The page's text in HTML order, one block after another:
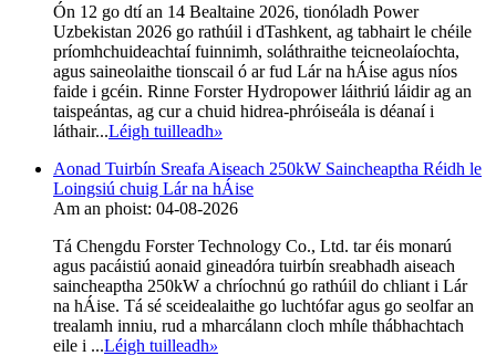
Ón 12 go dtí an 14 Bealtaine 2026, tionóladh Power
Uzbekistan 2026 go rathúil i dTashkent, ag tabhairt le chéile
príomhchuideachtaí fuinnimh, soláthraithe teicneolaíochta,
agus saineolaithe tionscail ó ar fud Lár na hÁise agus níos
faide i gcéin. Rinne Forster Hydropower láithriú láidir ag an
taispeántas, ag cur a chuid hidrea-phróiseála is déanaí i
láthair...Léigh tuilleadh»
Aonad Tuirbín Sreafa Aiseach 250kW Saincheaptha Réidh le
Loingsiú chuig Lár na hÁise
Am an phoist: 04-08-2026
Tá Chengdu Forster Technology Co., Ltd. tar éis monarú
agus pacáistiú aonaid gineadóra tuirbín sreabhadh aiseach
saincheaptha 250kW a chríochnú go rathúil do chliant i Lár
na hÁise. Tá sé sceidealaithe go luchtófar agus go seolfar an
trealamh inniu, rud a mharcálann cloch mhíle thábhachtach
eile i ...Léigh tuilleadh»